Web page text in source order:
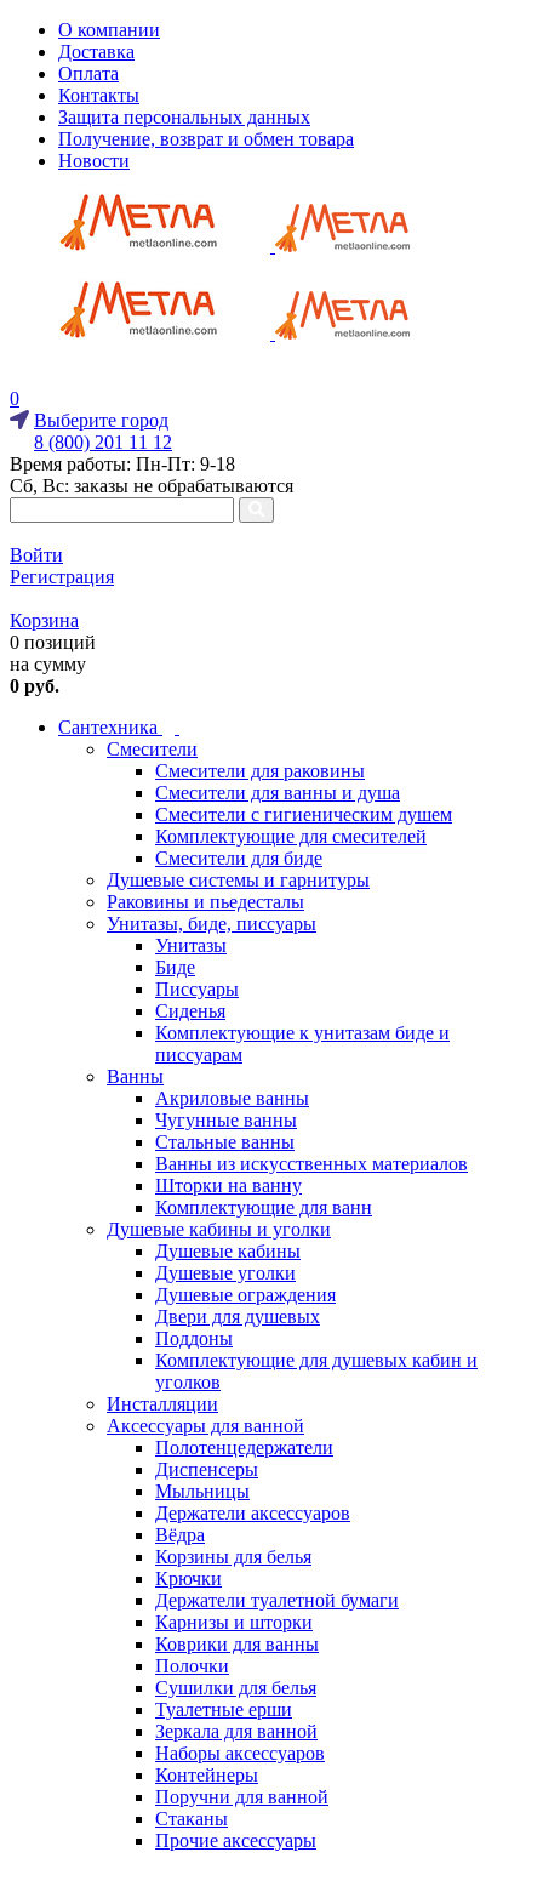
О компании
Доставка
Оплата
Контакты
Защита персональных данных
Получение, возврат и обмен товара
Новости
0
Выберите город
8 (800) 201 11 12
Время работы: Пн-Пт: 9-18
Сб, Вс: заказы не обрабатываются
Войти
Регистрация
Корзина
0 позиций
на сумму
0 руб.
Сантехника
Смесители
Смесители для раковины
Смесители для ванны и душа
Смесители с гигиеническим душем
Комплектующие для смесителей
Смесители для биде
Душевые системы и гарнитуры
Раковины и пьедесталы
Унитазы, биде, писсуары
Унитазы
Биде
Писсуары
Сиденья
Комплектующие к унитазам биде и
писсуарам
Ванны
Акриловые ванны
Чугунные ванны
Стальные ванны
Ванны из искусственных материалов
Шторки на ванну
Комплектующие для ванн
Душевые кабины и уголки
Душевые кабины
Душевые уголки
Душевые ограждения
Двери для душевых
Поддоны
Комплектующие для душевых кабин и
уголков
Инсталляции
Аксессуары для ванной
Полотенцедержатели
Диспенсеры
Мыльницы
Держатели аксессуаров
Вёдра
Корзины для белья
Крючки
Держатели туалетной бумаги
Карнизы и шторки
Коврики для ванны
Полочки
Сушилки для белья
Туалетные ерши
Зеркала для ванной
Наборы аксессуаров
Контейнеры
Поручни для ванной
Стаканы
Прочие аксессуары